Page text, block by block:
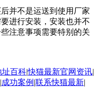
并不是运送到使用厂家
进行安装，安装也并不
注意事项需要特别的关
址百科|快猫最新官网资讯|
|成功案例 |联系快猫最新|